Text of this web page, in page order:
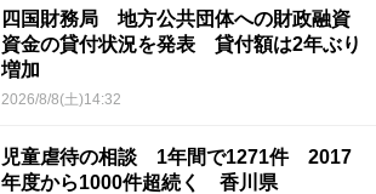
四国財務局 地方公共団体への財政融資
資金の貸付状況を発表 貸付額は2年ぶり
増加
2026/8/8(土)14:32
児童虐待の相談 1年間で1271件 2017
年度から1000件超続く 香川県